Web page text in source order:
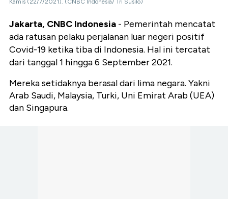
Kamis (22/7/2021). (CNBC Indonesia/ Tri Susilo)
Jakarta, CNBC Indonesia - Pemerintah mencatat
ada ratusan pelaku perjalanan luar negeri positif
Covid-19 ketika tiba di Indonesia. Hal ini tercatat
dari tanggal 1 hingga 6 September 2021.
Mereka setidaknya berasal dari lima negara. Yakni
Arab Saudi, Malaysia, Turki, Uni Emirat Arab (UEA)
dan Singapura.